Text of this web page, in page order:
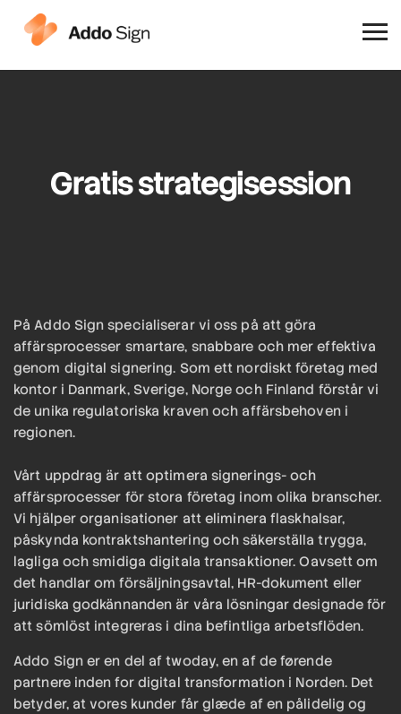
Varför Addo Sign
Gratis strategisession
På Addo Sign specialiserar vi oss på att göra
affärsprocesser smartare, snabbare och mer effektiva
genom digital signering. Som ett nordiskt företag med
kontor i Danmark, Sverige, Norge och Finland förstår vi
de unika regulatoriska kraven och affärsbehoven i
regionen.
Vårt uppdrag är att optimera signerings- och
affärsprocesser för stora företag inom olika branscher.
Vi hjälper organisationer att eliminera flaskhalsar,
påskynda kontraktshantering och säkerställa trygga,
lagliga och smidiga digitala transaktioner. Oavsett om
det handlar om försäljningsavtal, HR-dokument eller
juridiska godkännanden är våra lösningar designade för
att sömlöst integreras i dina befintliga arbetsflöden.
Addo Sign er en del af twoday, en af de førende
partnere inden for digital transformation i Norden. Det
betyder, at vores kunder får glæde af en pålidelig og